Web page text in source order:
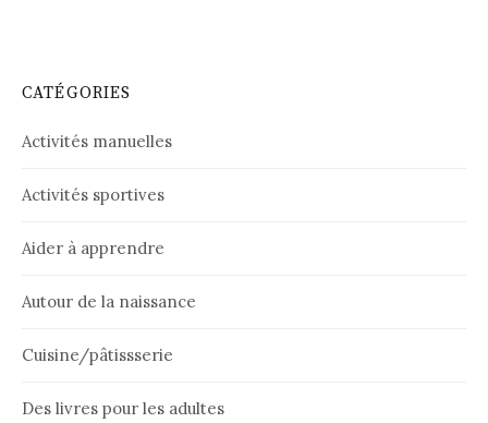
CATÉGORIES
Activités manuelles
Activités sportives
Aider à apprendre
Autour de la naissance
Cuisine/pâtissserie
Des livres pour les adultes